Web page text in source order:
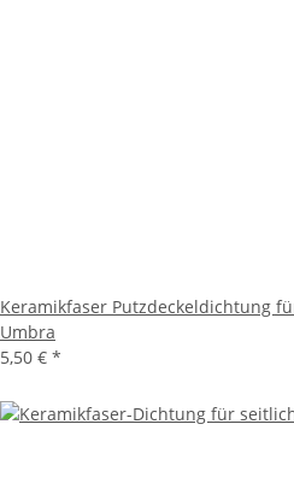
Keramikfaser Putzdeckeldichtung
Umbra
5,50 € *